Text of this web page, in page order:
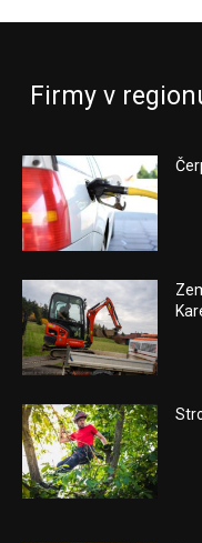
Firmy v